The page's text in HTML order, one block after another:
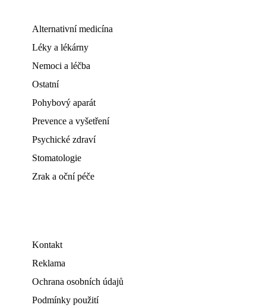
Alternativní medicína
Léky a lékárny
Nemoci a léčba
Ostatní
Pohybový aparát
Prevence a vyšetření
Psychické zdraví
Stomatologie
Zrak a oční péče
Kontakt
Reklama
Ochrana osobních údajů
Podmínky použití